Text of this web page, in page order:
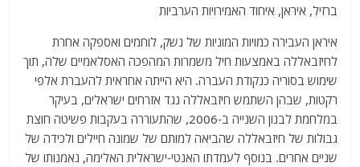
ברזיל, איראן, איחוד האמירויות הערביות
איראן העבירה כמויות המוניות של נשק, לוחמים ואספקה ​​אחרת
לחיזבאללה באמצעות חיל משמרות המהפכה האסלאמיים שלה, תוך
שימוש בסוריה כנקודת העברה. היא הייתה אחראית להעברת אלפי
רקטות, שבהן השתמש חיזבאללה נגד אזרחים ישראלים, בעיקר
במלחמת לבנון השנייה ב-2006, שהתעוררה בעקבות פשיטה חוצת
גבולות של חיזבאללה שהביאה למותם של שמונה חיילים ולכידה של
שניים אחרים. בנוסף לעמדתו האנטי-ישראלית האלימה, נאמנותו של